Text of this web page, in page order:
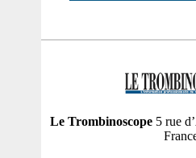
Le Trombinoscope 5 rue